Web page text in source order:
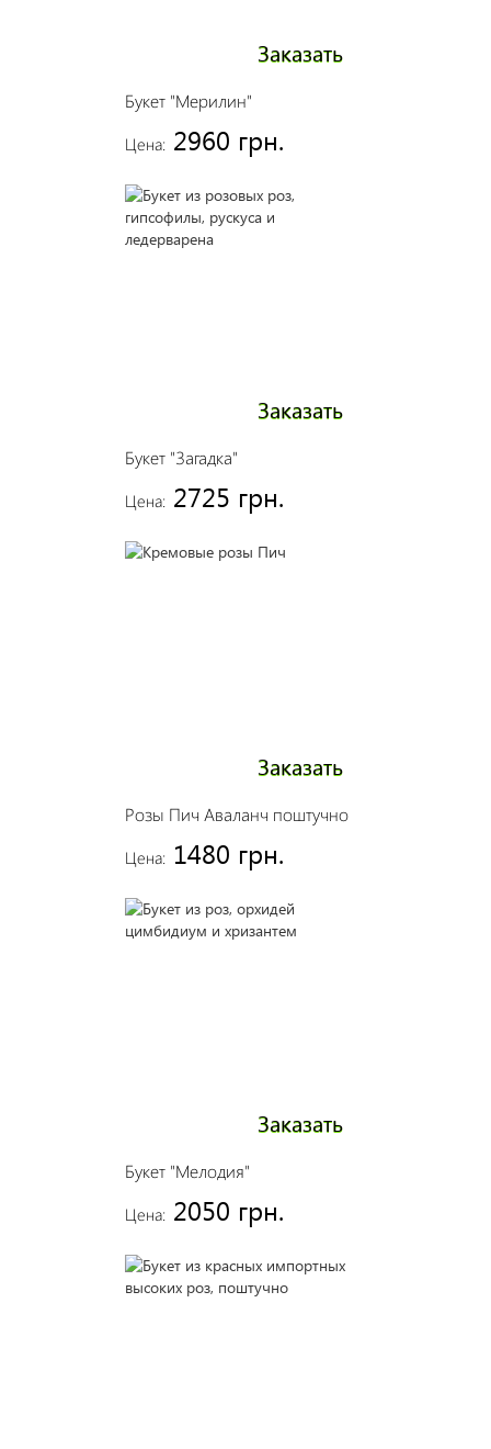
Букет "Мерилин"
Цена: 2960 грн.
Заказать
Букет "Загадка"
Цена: 2725 грн.
Заказать
Розы Пич Аваланч поштучно
Цена: 1480 грн.
Заказать
Букет "Мелодия"
Цена: 2050 грн.
Заказать